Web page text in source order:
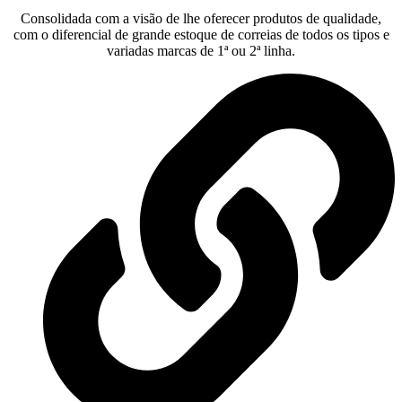
Consolidada com a visão de lhe oferecer produtos de qualidade,
com o diferencial de grande estoque de correias de todos os tipos e
variadas marcas de 1ª ou 2ª linha.